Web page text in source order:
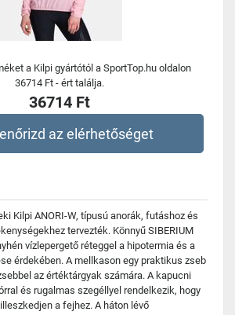
a Kilpi gyártótól a SportTop.hu oldalon
36714 Ft - ért találja.
36714 Ft
az elérhetőséget
Kilpi ANORI-W, típusú anorák, futáshoz és
tervezték. Könnyű SIBERIUM
vízlepergető réteggel a hipotermia és a
érdekében. A mellkason egy praktikus zseb
az értéktárgyak számára. A kapucni
és rugalmas szegéllyel rendelkezik, hogy
a fejhez. A háton lévő